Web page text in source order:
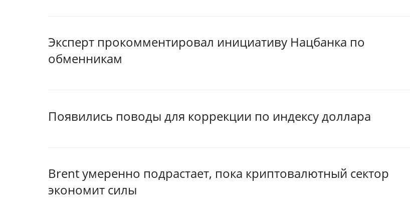
Эксперт прокомментировал инициативу Нацбанка по
обменникам
Появились поводы для коррекции по индексу доллара
Brent умеренно подрастает, пока криптовалютный сектор
экономит силы